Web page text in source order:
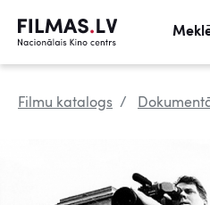
Filmu katalogs